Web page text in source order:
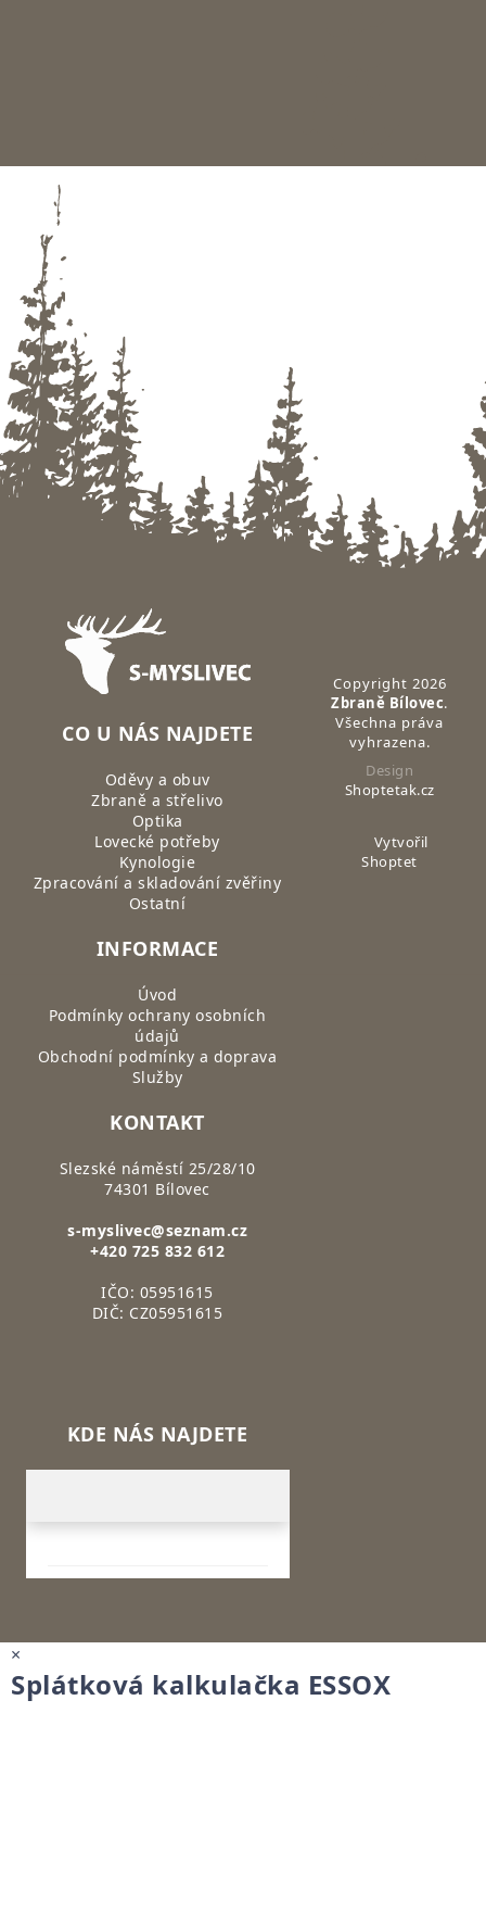
Zápatí
CO U NÁS NAJDETE
Oděvy a obuv
Zbraně a střelivo
Optika
Lovecké potřeby
Kynologie
Zpracování a skladování zvěřiny
Ostatní
INFORMACE
Úvod
Podmínky ochrany osobních
údajů
Obchodní podmínky a doprava
Služby
KONTAKT
Slezské náměstí 25/28/10
74301 Bílovec
s-myslivec@seznam.cz
+420 725 832 612
IČO: 05951615
DIČ: CZ05951615
KDE NÁS NAJDETE
Copyright 2026
Zbraně Bílovec.
Všechna práva
vyhrazena.
Design
Shoptetak.cz
Vytvořil
Shoptet
×
Splátková kalkulačka ESSOX